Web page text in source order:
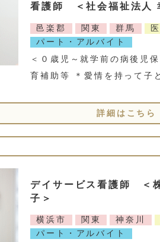
看護師 ＜社会福祉法人
邑楽郡 関東 群馬
パート・アルバイト
＜０歳児～就学前の病後児
育補助等 ＊愛情を持って子
詳細はこちら
デイサービス看護師 ＜
子＞
横浜市 関東 神奈川
パート・アルバイト